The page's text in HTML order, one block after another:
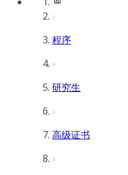
程序
研究生
高级证书